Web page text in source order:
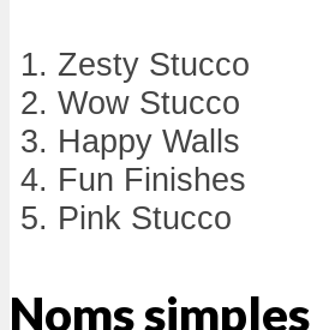
Zesty Stucco
Wow Stucco
Happy Walls
Fun Finishes
Pink Stucco
Noms simples